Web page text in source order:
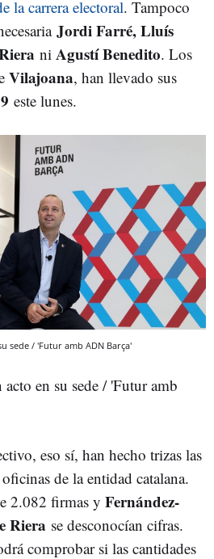
la carrera electoral. Tampoco
Jordi Farré, Lluís
ni Agustí Benedito. Los
Vilajoana, han llevado sus
este lunes.
sede / 'Futur amb ADN Barça'
en su sede / 'Futur amb
eso sí, han hecho trizas las
de la entidad catalana.
2.082 firmas y Fernández-
Riera se desconocían cifras.
comprobar si las cantidades